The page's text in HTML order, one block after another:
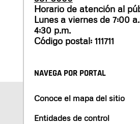
Horario de atención al
Lunes a viernes de 7:00
4:30 p.m.
Código postal: 111711
NAVEGA POR PORTAL
Conoce el mapa del sitio
Entidades de control